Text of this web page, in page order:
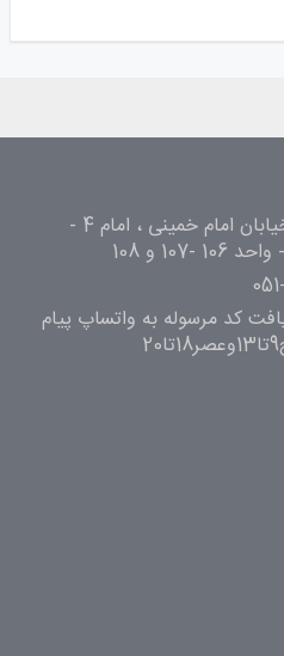
خـراسان رضوی کاشمـر ، خیابان امام خمینی ، امام 4 -
و 108
- برای دریافت کد مرسوله به واتساپ پیام